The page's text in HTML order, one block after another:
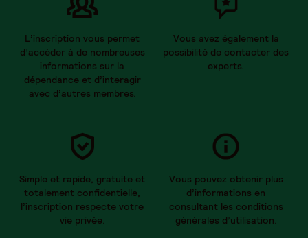
L’inscription vous permet
d’accéder à de nombreuses
informations sur la
dépendance et d’interagir
avec d’autres membres.
Vous avez également la
possibilité de contacter des
experts.
Simple et rapide, gratuite et
totalement confidentielle,
l’inscription respecte votre
vie privée.
Vous pouvez obtenir plus
d’informations en
consultant les conditions
générales d’utilisation.